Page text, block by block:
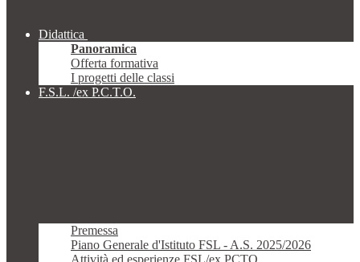
Didattica
Panoramica
Offerta formativa
I progetti delle classi
F.S.L. /ex P.C.T.O.
Premessa
Piano Generale d'Istituto FSL - A.S. 2025/2026